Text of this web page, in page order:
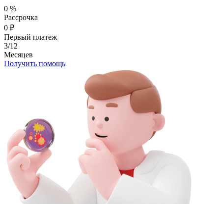
0 %
Рассрочка
0 ₽
Первый платеж
3/12
Месяцев
Получить помощь